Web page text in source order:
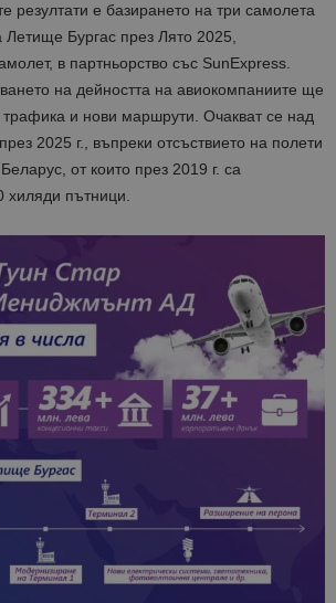
резултати е базирането на три самолета
Летище Бургас през Лято 2025,
в партньорство със SunExpress.
на дейността на авиокомпаниите ще
и нови маршрути. Очакват се над
2025 г., въпреки отсъствието на полети
от които през 2019 г. са
хиляди пътници.